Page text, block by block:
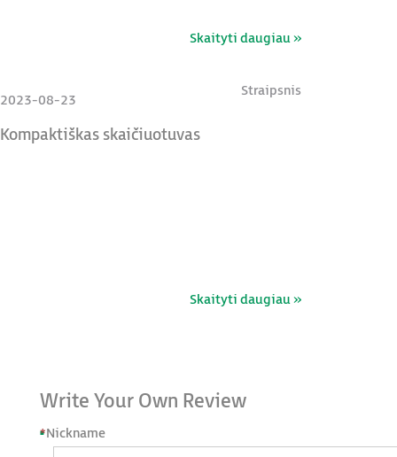
Skaityti daugiau »
Straipsnis
2023-08-23
Kompaktiškas skaičiuotuvas
Skaityti daugiau »
Write Your Own Review
*Nickname